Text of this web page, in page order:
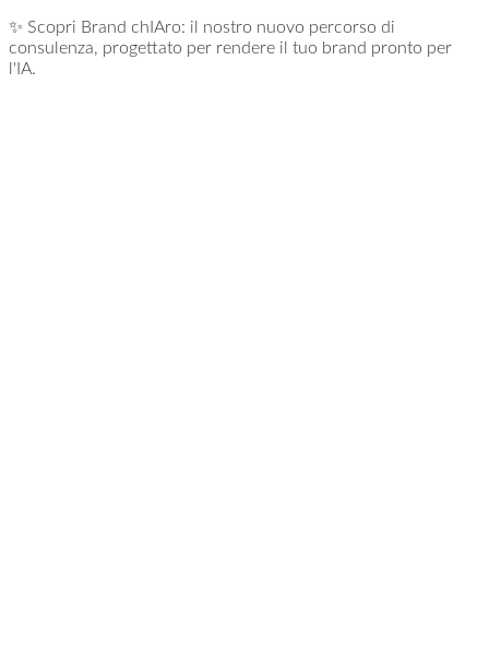
Salta
al
contenuto
✨ Scopri Brand chIAro: il nostro nuovo percorso di
consulenza, progettato per rendere il tuo brand pronto per
l'IA.